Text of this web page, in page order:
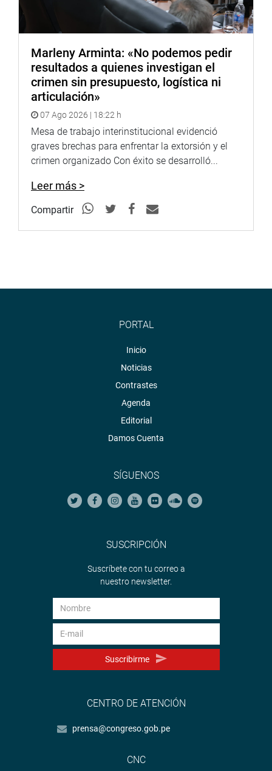
Marleny Arminta: «No podemos pedir
resultados a quienes investigan el
crimen sin presupuesto, logística ni
articulación»
07 Ago 2026 | 18:22 h
Mesa de trabajo interinstitucional evidenció
graves brechas para enfrentar la extorsión y el
crimen organizado Con éxito se desarrolló...
Leer más >
Compartir
PORTAL
Inicio
Noticias
Contrastes
Agenda
Editorial
Damos Cuenta
SÍGUENOS
SUSCRIPCIÓN
Suscríbete con tu correo a
nuestro newsletter.
Suscribirme
CENTRO DE ATENCIÓN
prensa@congreso.gob.pe
CNC